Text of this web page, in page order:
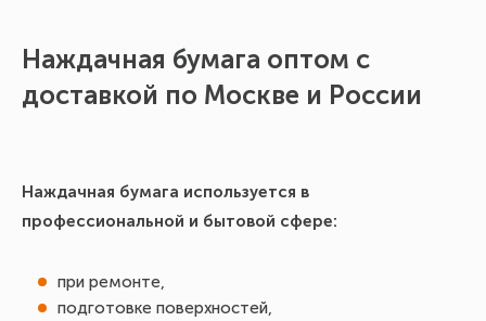
Наждачная бумага оптом с
доставкой по Москве и России
Наждачная бумага используется в
профессиональной и бытовой сфере:
при ремонте,
подготовке поверхностей,